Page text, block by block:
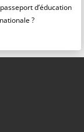
d’éducation
?